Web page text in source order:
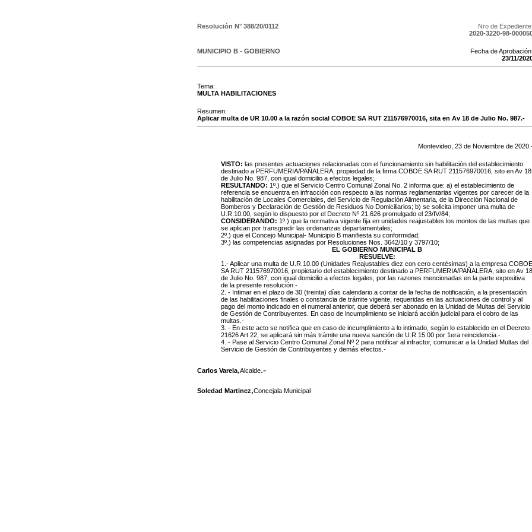
Resolución N° 388/20/0112
Nro de
2020-3220-98-
MUNICIPIO B - GOBIERNO
Fecha de
23/11/
Tema:
MULTA HABILITACIONES
Resumen:
Aplicar multa de UR 10.00 a la razón social COBOE SA RUT 211576970016, sita en Av 18 de Julio No. 987.-
Montevideo, 23 de Noviembre de 2020
VISTO: las presentes actuaciones relacionadas con el funcionamiento sin habilitación del establecimiento
destinado a PERFUMERIA/PAÑALERA, propiedad de la firma COBOE SA RUT 211576970016, sito en Av 18
de Julio No. 987, con igual domicilio a efectos legales;
RESULTANDO: 1º.) que el Servicio Centro Comunal Zonal No. 2 informa que: a) el establecimiento de
referencia se encuentra en infracción con respecto a las normas reglamentarias vigentes por carecer de la
habilitación de Locales Comerciales, del Servicio de Regulación Alimentaria, de la Dirección Nacional de
Bomberos y Declaración de Gestión de Residuos No Domiciliarios; b) se solicita imponer una multa de
U.R.10.00, según lo dispuesto por el Decreto Nº 21.626 promulgado el 23/IV/84;
CONSIDERANDO: 1º.) que la normativa vigente fija en unidades reajustables los montos de las multas que
se aplican por transgredir las ordenanzas departamentales;
2º.) que el Concejo Municipal- Municipio B manifiesta su conformidad;
3º.) las competencias asignadas por Resoluciones Nos. 3642/10 y 3797/10;
EL GOBIERNO MUNICIPAL B
RESUELVE:
1.- Aplicar una multa de U.R.10.00 (Unidades Reajustables diez con cero centésimas) a la empresa COBOE
SA RUT 211576970016, propietario del establecimiento destinado a PERFUMERIA/PAÑALERA, sito en Av 18
de Julio No. 987, con igual domicilio a efectos legales, por las razones mencionadas en la parte expositiva
de la presente resolución.-
2. - Intimar en el plazo de 30 (treinta) días calendario a contar de la fecha de notificación, a la presentación
de las habilitaciones finales o constancia de trámite vigente, requeridas en las actuaciones de control y al
pago del monto indicado en el numeral anterior, que deberá ser abonado en la Unidad de Multas del Servicio
de Gestión de Contribuyentes. En caso de incumplimiento se iniciará acción judicial para el cobro de las
multas.-
3. - En este acto se notifica que en caso de incumplimiento a lo intimado, según lo establecido en el Decreto
21626 Art 22, se aplicará sin más trámite una nueva sanción de U.R.15.00 por 1era reincidencia.-
4. - Pase al Servicio Centro Comunal Zonal Nº 2 para notificar al infractor, comunicar a la Unidad Multas del
Servicio de Gestión de Contribuyentes y demás efectos.-
Carlos Varela,Alcalde.-
Soledad Martinez,Concejala Municipal